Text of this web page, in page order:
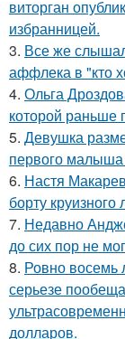
виторган
избранницей.
3. Все же
аффлека в "кто
4. Ольга
которой раньше
5. Девушка
первого
6. Настя
борту круизного
7. Недавно
до сих пор не
8. Ровно восемь
серьезе
долларов.